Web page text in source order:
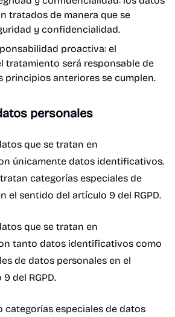
tratados de manera que se
y confidencialidad.
proactiva: el
tratamiento será responsable de
principios anteriores se cumplen.
personales
que se tratan en
únicamente datos identificativos.
categorías especiales de
el sentido del artículo 9 del RGPD.
que se tratan en
tanto datos identificativos como
de datos personales en el
del RGPD.
categorías especiales de datos